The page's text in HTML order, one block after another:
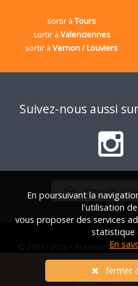
sortir àTours
sortir à Valenciennes
sortir àVernon / Louviers
Suivez-nous aussi
Envie de
© 2001 / 2026 • Association
nous ?|FAQ|
En poursuivant la
l'utilisation
vous proposer des services
statistique
En
fermer
Ouvrir